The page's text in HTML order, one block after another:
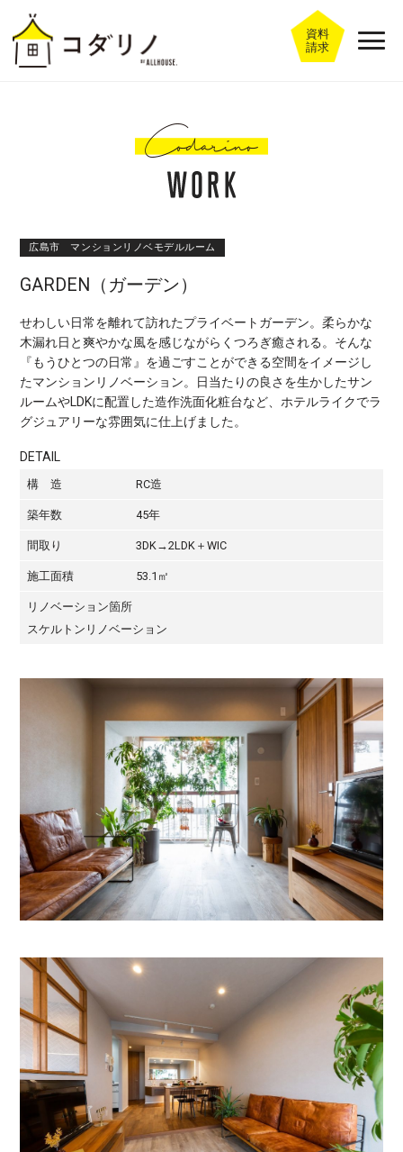
資料
請求
広島市 マンションリノベモデルルーム
GARDEN（ガーデン）
せわしい日常を離れて訪れたプライベートガーデン。柔らかな
木漏れ日と爽やかな風を感じながらくつろぎ癒される。そんな
『もうひとつの日常』を過ごすことができる空間をイメージし
たマンションリノベーション。日当たりの良さを生かしたサン
ルームやLDKに配置した造作洗面化粧台など、ホテルライクでラ
グジュアリーな雰囲気に仕上げました。
DETAIL
構 造 RC造
築年数 45年
間取り 3DK→2LDK＋WIC
施工面積 53.1㎡
リノベーション箇所
スケルトンリノベーション